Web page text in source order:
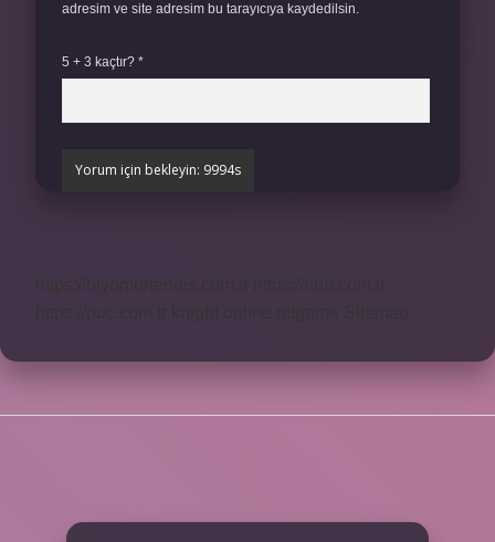
adresim ve site adresim bu tarayıcıya kaydedilsin.
5 + 3 kaçtır? *